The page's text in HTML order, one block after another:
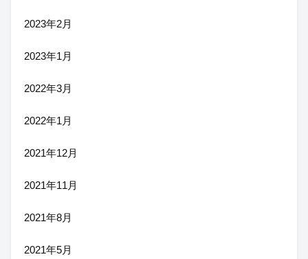
2023年2月
2023年1月
2022年3月
2022年1月
2021年12月
2021年11月
2021年8月
2021年5月